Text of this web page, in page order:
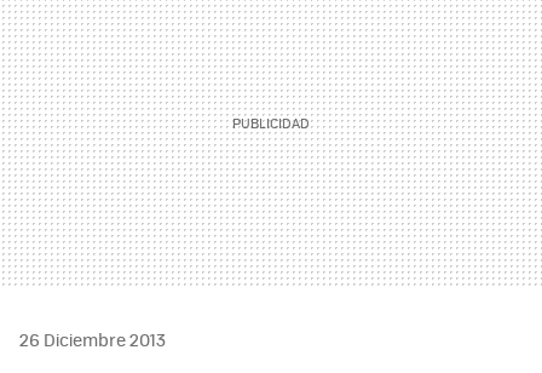
26 Diciembre 2013